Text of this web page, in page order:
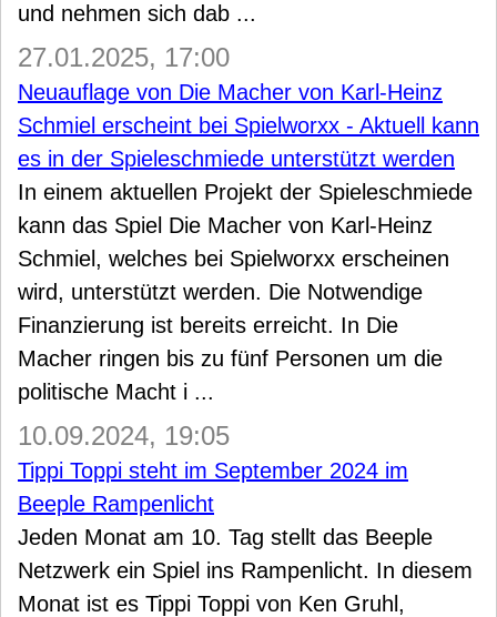
und nehmen sich dab ...
27.01.2025, 17:00
Neuauflage von Die Macher von Karl-Heinz
Schmiel erscheint bei Spielworxx - Aktuell kann
es in der Spieleschmiede unterstützt werden
In einem aktuellen Projekt der Spieleschmiede
kann das Spiel Die Macher von Karl-Heinz
Schmiel, welches bei Spielworxx erscheinen
wird, unterstützt werden. Die Notwendige
Finanzierung ist bereits erreicht. In Die
Macher ringen bis zu fünf Personen um die
politische Macht i ...
10.09.2024, 19:05
Tippi Toppi steht im September 2024 im
Beeple Rampenlicht
Jeden Monat am 10. Tag stellt das Beeple
Netzwerk ein Spiel ins Rampenlicht. In diesem
Monat ist es Tippi Toppi von Ken Gruhl,